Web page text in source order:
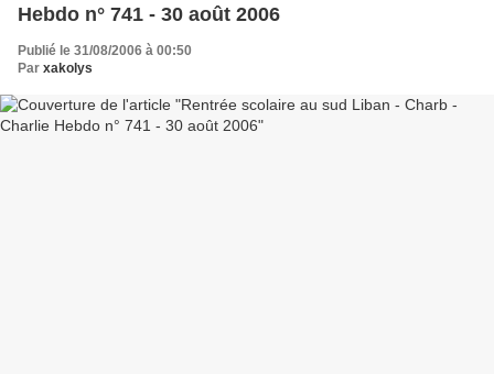
Hebdo n° 741 - 30 août 2006
Publié le 31/08/2006 à 00:50
Par xakolys